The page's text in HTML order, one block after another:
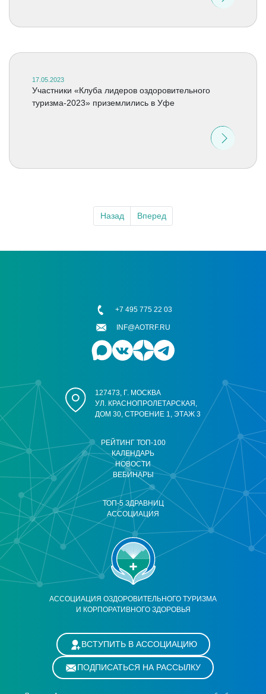
17.05.2023
Участники «Клуба лидеров оздоровительного
туризма-2023» приземлились в Уфе
Назад Вперед
АССОЦИАЦИЯ ОЗДОРОВИТЕЛЬНОГО ТУРИЗМА
И КОРПОРАТИВНОГО ЗДОРОВЬЯ
РЕЙТИНГ ТОП-100
КАЛЕНДАРЬ
НОВОСТИ
ВЕБИНАРЫ
ТОП-5 ЗДРАВНИЦ
АССОЦИАЦИЯ
127473, Г. МОСКВА
УЛ. КРАСНОПРОЛЕТАРСКАЯ,
ДОМ 30, СТРОЕНИЕ 1, ЭТАЖ 3
+7 495 775 22 03
INF@AOTRF.RU
ВСТУПИТЬ В АССОЦИАЦИЮ
ПОДПИСАТЬСЯ НА РАССЫЛКУ